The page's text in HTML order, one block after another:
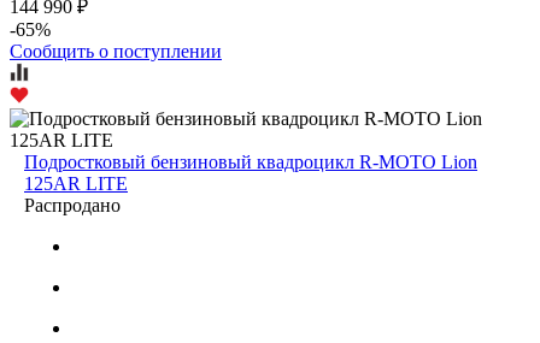
144 990 ₽
-65%
Сообщить о поступлении
Подростковый бензиновый квадроцикл R-MOTO Lion
125AR LITE
Распродано